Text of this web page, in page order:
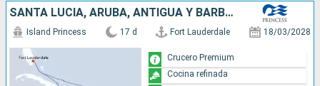
SANTA LUCIA, ARUBA, ANTIGUA Y BARBUDA, GRENADA, SAN MARTÍN, ESTADOS UNIDOS, BARBADOS
Island Princess 17 d Fort Lauderdale 18/03/2028
Crucero Premium
Cocina refinada